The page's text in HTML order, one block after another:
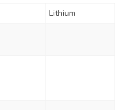
Lithium